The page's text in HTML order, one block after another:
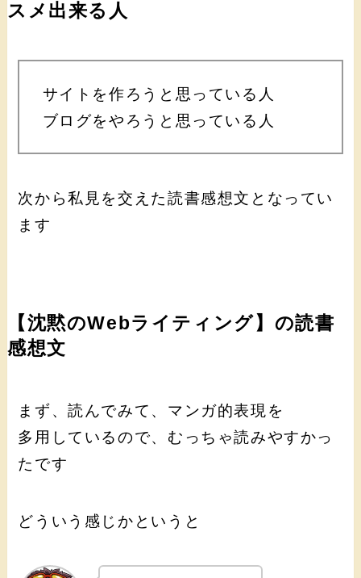
スメ出来る人
サイトを作ろうと思っている人
ブログをやろうと思っている人
次から私見を交えた読書感想文となってい
ます
【沈黙のWebライティング】の読書
感想文
まず、読んでみて、マンガ的表現を
多用しているので、むっちゃ読みやすかっ
たです
どういう感じかというと